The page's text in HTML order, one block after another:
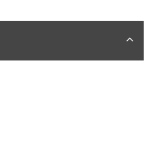
